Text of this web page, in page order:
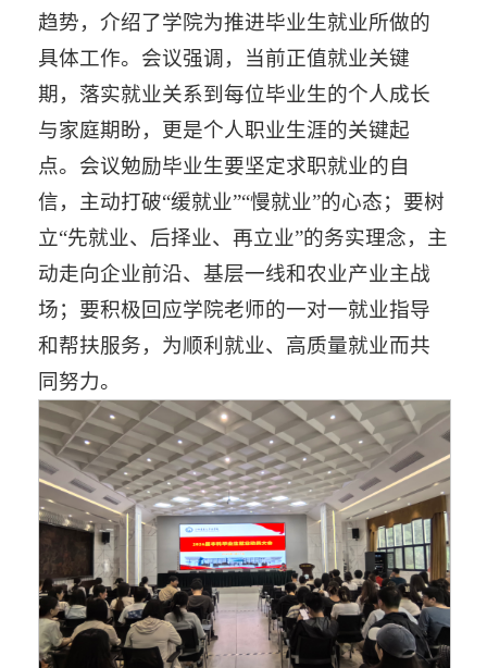
趋势，介绍了学院为推进毕业生就业所做的
具体工作。会议强调，当前正值就业关键
期，落实就业关系到每位毕业生的个人成长
与家庭期盼，更是个人职业生涯的关键起
点。会议勉励毕业生要坚定求职就业的自
信，主动打破“缓就业”“慢就业”的心态；要树
立“先就业、后择业、再立业”的务实理念，主
动走向企业前沿、基层一线和农业产业主战
场；要积极回应学院老师的一对一就业指导
和帮扶服务，为顺利就业、高质量就业而共
同努力。